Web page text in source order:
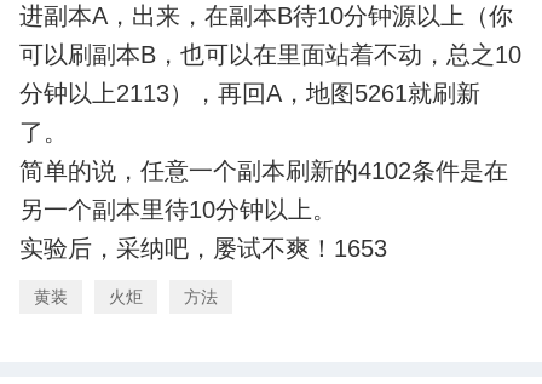
进副本A，出来，在副本B待10分钟源以上（你
可以刷副本B，也可以在里面站着不动，总之10
分钟以上2113），再回A，地图5261就刷新
了。
简单的说，任意一个副本刷新的4102条件是在
另一个副本里待10分钟以上。
实验后，采纳吧，屡试不爽！1653
黄装 火炬 方法